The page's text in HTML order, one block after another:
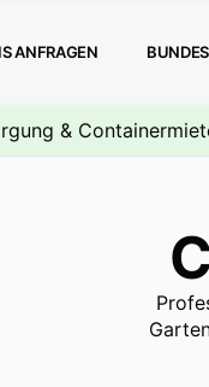
ANFRAGEN
&